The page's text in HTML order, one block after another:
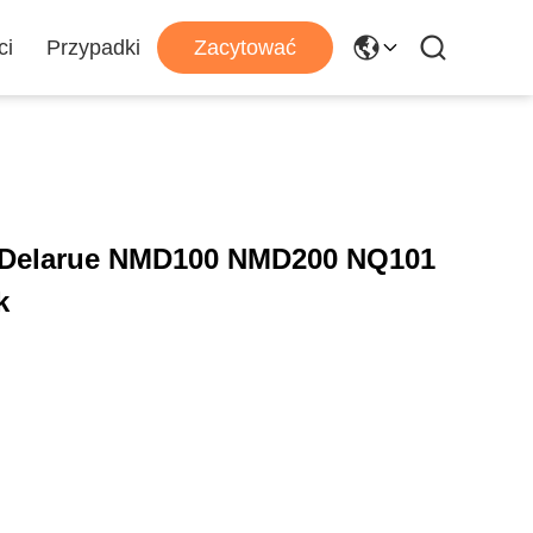
Przypadki Zacytować
NMD100 NMD200 NQ101